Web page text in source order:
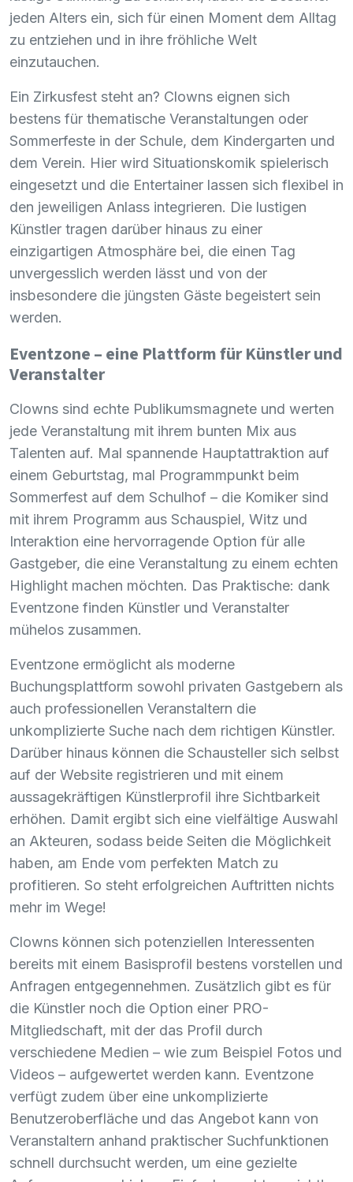
jeden Alters ein, sich für einen Moment dem Alltag
zu entziehen und in ihre fröhliche Welt
einzutauchen.
Ein Zirkusfest steht an? Clowns eignen sich
bestens für thematische Veranstaltungen oder
Sommerfeste in der Schule, dem Kindergarten und
dem Verein. Hier wird Situationskomik spielerisch
eingesetzt und die Entertainer lassen sich flexibel in
den jeweiligen Anlass integrieren. Die lustigen
Künstler tragen darüber hinaus zu einer
einzigartigen Atmosphäre bei, die einen Tag
unvergesslich werden lässt und von der
insbesondere die jüngsten Gäste begeistert sein
werden.
Eventzone – eine Plattform für Künstler und
Veranstalter
Clowns sind echte Publikumsmagnete und werten
jede Veranstaltung mit ihrem bunten Mix aus
Talenten auf. Mal spannende Hauptattraktion auf
einem Geburtstag, mal Programmpunkt beim
Sommerfest auf dem Schulhof – die Komiker sind
mit ihrem Programm aus Schauspiel, Witz und
Interaktion eine hervorragende Option für alle
Gastgeber, die eine Veranstaltung zu einem echten
Highlight machen möchten. Das Praktische: dank
Eventzone finden Künstler und Veranstalter
mühelos zusammen.
Eventzone ermöglicht als moderne
Buchungsplattform sowohl privaten Gastgebern als
auch professionellen Veranstaltern die
unkomplizierte Suche nach dem richtigen Künstler.
Darüber hinaus können die Schausteller sich selbst
auf der Website registrieren und mit einem
aussagekräftigen Künstlerprofil ihre Sichtbarkeit
erhöhen. Damit ergibt sich eine vielfältige Auswahl
an Akteuren, sodass beide Seiten die Möglichkeit
haben, am Ende vom perfekten Match zu
profitieren. So steht erfolgreichen Auftritten nichts
mehr im Wege!
Clowns können sich potenziellen Interessenten
bereits mit einem Basisprofil bestens vorstellen und
Anfragen entgegennehmen. Zusätzlich gibt es für
die Künstler noch die Option einer PRO-
Mitgliedschaft, mit der das Profil durch
verschiedene Medien – wie zum Beispiel Fotos und
Videos – aufgewertet werden kann. Eventzone
verfügt zudem über eine unkomplizierte
Benutzeroberfläche und das Angebot kann von
Veranstaltern anhand praktischer Suchfunktionen
schnell durchsucht werden, um eine gezielte